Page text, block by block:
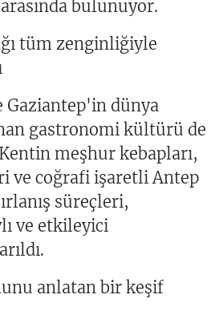
bulunuyor.
tüm zenginliğiyle
Gaziantep'in dünya
gastronomi kültürü de
meşhur kebapları,
ve coğrafi işaretli Antep
süreçleri,
ve etkileyici
anlatan bir keşif